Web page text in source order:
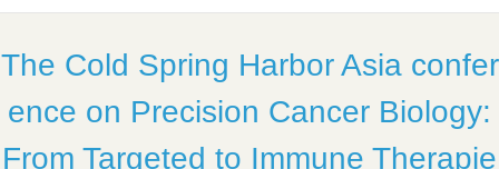
The Cold Spring Harbor Asia confer
ence on Precision Cancer Biology:
From Targeted to Immune Therapie